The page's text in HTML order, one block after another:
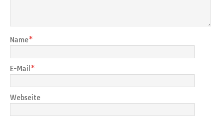
Name*
E-Mail *
Webseite